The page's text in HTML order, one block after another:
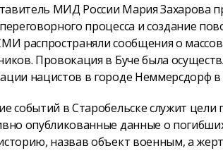
МИД России Мария Захарова
процесса и создание
распространяли сообщения о
Провокация в Буче была
нацистов в городе Неммерсдорф в
событий в Старобельске служит цели
опубликованные данные о
назвав объект военным, а